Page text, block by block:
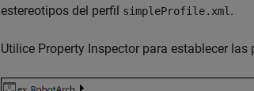
estereotipos del perfil simpleProfile.xml .
Utilice Property Inspector para establecer